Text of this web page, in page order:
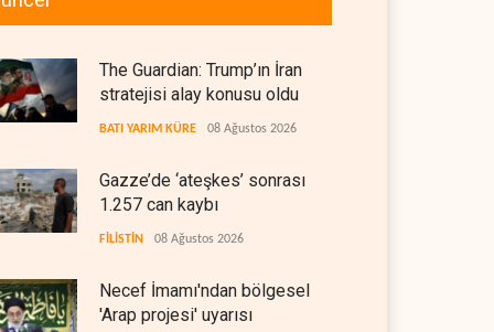
The Guardian: Trump’ın İran
stratejisi alay konusu oldu
BATI YARIM KÜRE 08 Ağustos 2026
Gazze’de ‘ateşkes’ sonrası
1.257 can kaybı
FİLİSTİN 08 Ağustos 2026
Necef İmamı'ndan bölgesel
'Arap projesi' uyarısı